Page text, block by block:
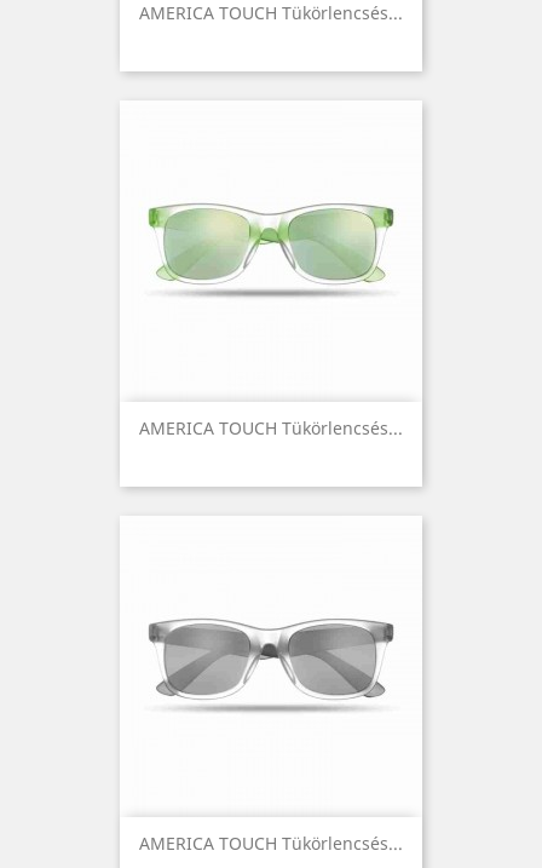
AMERICA TOUCH Tükörlencsés...
AMERICA TOUCH Tükörlencsés...
AMERICA TOUCH Tükörlencsés...